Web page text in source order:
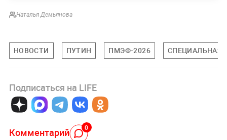
Наталья Демьянова
НОВОСТИ ПУТИН ПМЭФ-2026 СПЕЦИАЛЬНАЯ
Подписаться на LIFE
Комментарий 0